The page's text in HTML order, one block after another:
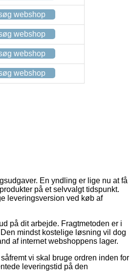
webshop
webshop
webshop
webshop
En yndling er lige nu at få
på et selvvalgt tidspunkt.
leveringsversion ved køb af
på dit arbejde. Fragtmetoden er i
mindst kostelige løsning vil dog
af internet webshoppens lager.
vi skal bruge ordren inden for
leveringstid på den